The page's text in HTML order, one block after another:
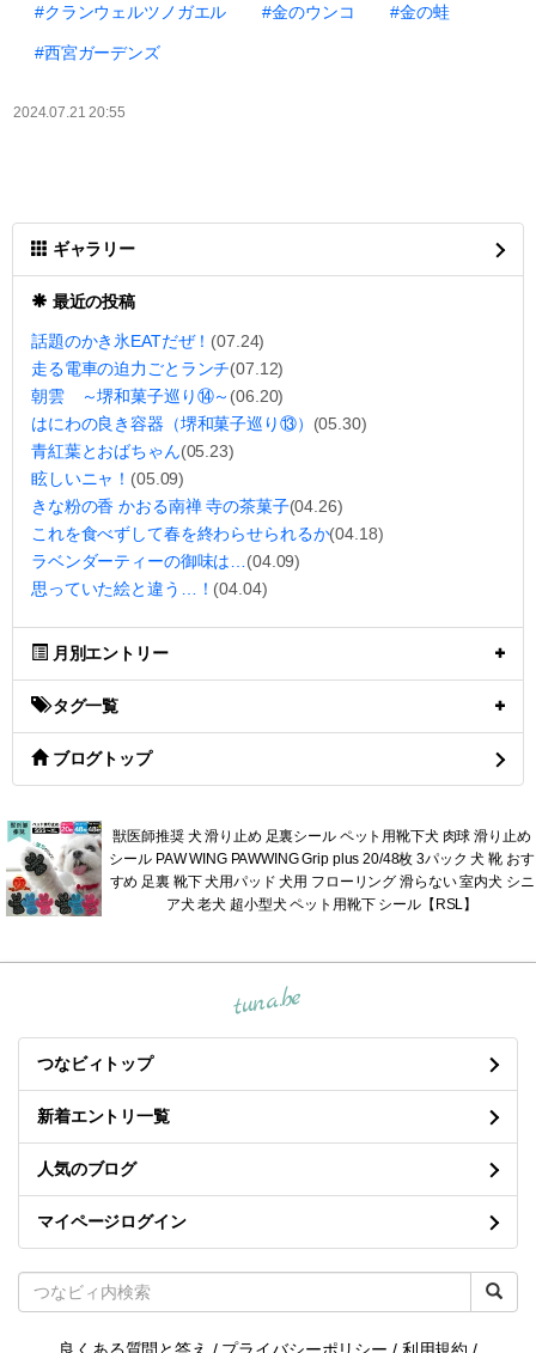
#クランウェルツノガエル
#金のウンコ #金の蛙
#西宮ガーデンズ
2024.07.21 20:55
ギャラリー
最近の投稿
話題のかき氷EATだぜ！ (07.24)
走る電車の迫力ごとランチ(07.12)
朝雲 ～堺和菓子巡り⑭～ (06.20)
はにわの良き容器（堺和菓子巡り⑬） (05.30)
青紅葉とおばちゃん(05.23)
眩しいニャ！ (05.09)
きな粉の香 かおる南禅 寺の茶菓子(04.26)
これを食べずして春を終わらせられるか(04.18)
ラベンダーティーの御味は… (04.09)
思っていた絵と違う…！ (04.04)
月別エントリー
タグ一覧
ブログトップ
獣医師推奨 犬 滑り止め 足裏シール ペット用靴下犬 肉球 滑り止め
シール PAW WING PAWWING Grip plus 20/48枚 3パック 犬 靴 おす
すめ 足裏 靴下 犬用パッド 犬用 フローリング 滑らない 室内犬 シニ
ア犬 老犬 超小型犬 ペット用靴下 シール【RSL】
tuna.be
つなビィトップ
新着エントリ一覧
人気のブログ
マイページログイン